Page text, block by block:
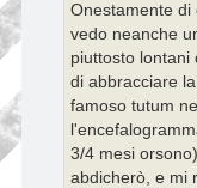
Onestamente di
vedo neanche
piuttosto lontani
di abbracciare
famoso tutum
3/4 mesi
abdicherò, e mi